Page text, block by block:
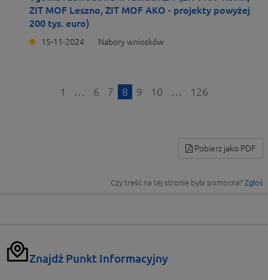
ZIT MOF Leszno, ZIT MOF AKO - projekty powyżej
200 tys. euro)
15-11-2024 Nabory wniosków
1 … 6 7 8 9 10 … 126
Pobierz jako PDF
Czy treść na tej stronie była pomocna? Zgłoś
Znajdź Punkt Informacyjny